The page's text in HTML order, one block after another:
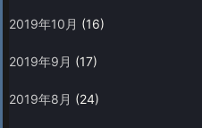
2019年10月 (16)
2019年9月 (17)
2019年8月 (24)